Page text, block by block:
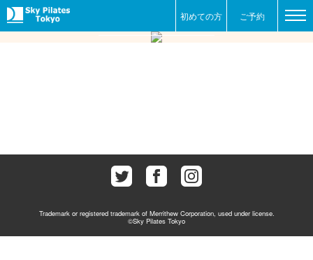
初めての方 ご予約
ピックアップ
Trademark or registered trademark of Merrithew Corporation, used under license.
©Sky Pilates Tokyo